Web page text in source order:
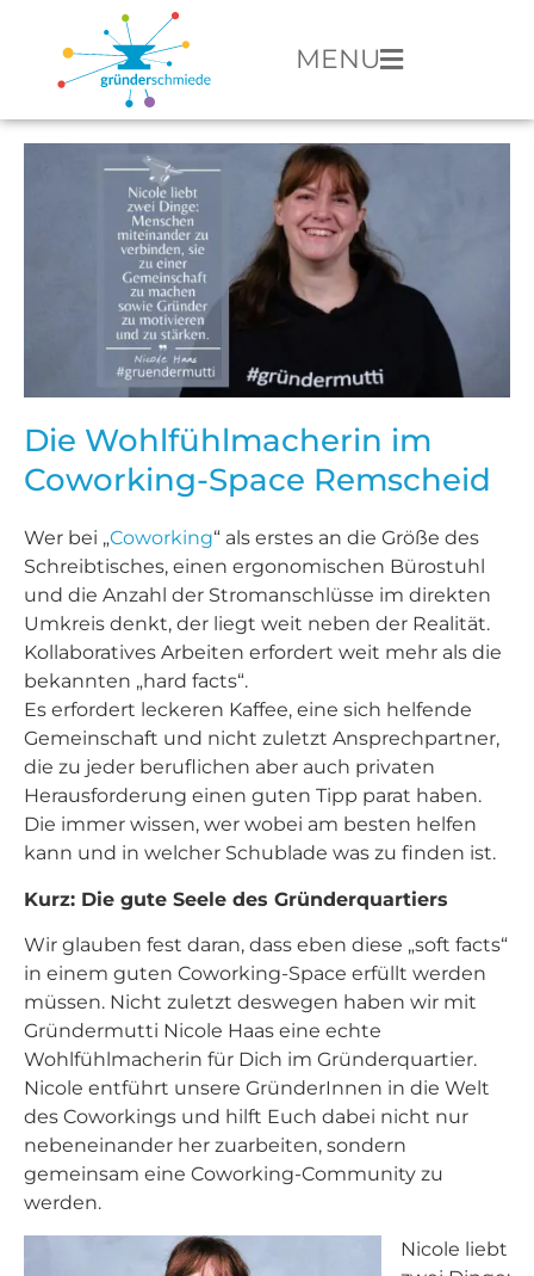
MENU
Die Wohlfühlmacherin im
Coworking-Space Remscheid
Wer bei „Coworking“ als erstes an die Größe des
Schreibtisches, einen ergonomischen Bürostuhl
und die Anzahl der Stromanschlüsse im direkten
Umkreis denkt, der liegt weit neben der Realität.
Kollaboratives Arbeiten erfordert weit mehr als die
bekannten „hard facts“.
Es erfordert leckeren Kaffee, eine sich helfende
Gemeinschaft und nicht zuletzt Ansprechpartner,
die zu jeder beruflichen aber auch privaten
Herausforderung einen guten Tipp parat haben.
Die immer wissen, wer wobei am besten helfen
kann und in welcher Schublade was zu finden ist.
Kurz: Die gute Seele des Gründerquartiers
Wir glauben fest daran, dass eben diese „soft facts“
in einem guten Coworking-Space erfüllt werden
müssen. Nicht zuletzt deswegen haben wir mit
Gründermutti Nicole Haas eine echte
Wohlfühlmacherin für Dich im Gründerquartier.
Nicole entführt unsere GründerInnen in die Welt
des Coworkings und hilft Euch dabei nicht nur
nebeneinander her zuarbeiten, sondern
gemeinsam eine Coworking-Community zu
werden.
Nicole liebt